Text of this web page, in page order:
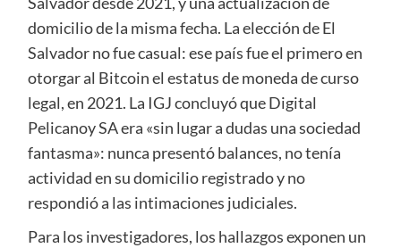
domicilio de la misma fecha. La elección de El
Salvador no fue casual: ese país fue el primero en
otorgar al Bitcoin el estatus de moneda de curso
legal, en 2021. La IGJ concluyó que Digital
Pelicanoy SA era «sin lugar a dudas una sociedad
fantasma»: nunca presentó balances, no tenía
actividad en su domicilio registrado y no
respondió a las intimaciones judiciales.
Para los investigadores, los hallazgos exponen un